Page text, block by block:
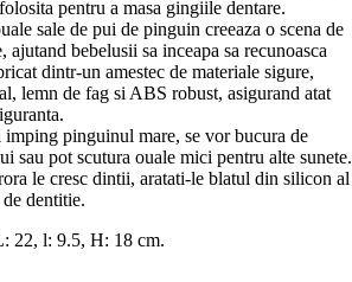
pentru a masa gingiile dentare.
sale de pui de pinguin creeaza o scena de
ajutand bebelusii sa inceapa sa recunoasca
dintr-un amestec de materiale sigure,
lemn de fag si ABS robust, asigurand atat
imping pinguinul mare, se vor bucura de
sau pot scutura ouale mici pentru alte sunete.
le cresc dintii, aratati-le blatul din silicon al
dentitie.
22, l: 9.5, H: 18 cm.